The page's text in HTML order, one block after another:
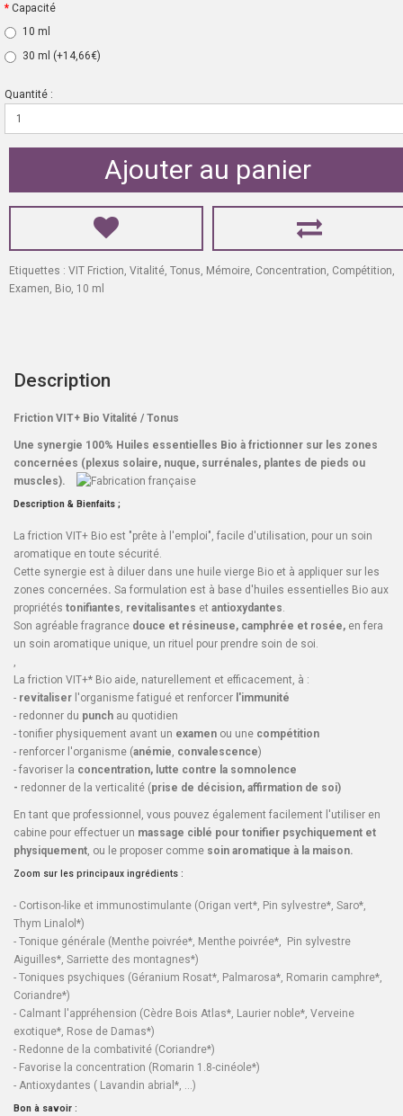
Capacité
10 ml
30 ml (+14,66€)
Quantité :
Ajouter au panier
Etiquettes : VIT Friction Vitalité Tonus Mémoire Concentration Compétition
Examen Bio 10 ml
Description
Friction VIT+ Bio Vitalité / Tonus
Une synergie 100% Huiles essentielles Bio à frictionner sur les zones
concernées (plexus solaire, nuque, surrénales, plantes de pieds ou
muscles).
Description & Bienfaits ;
La friction VIT+ Bio est "prête à l'emploi", facile d'utilisation, pour un soin
aromatique en toute sécurité.
Cette synergie est à diluer dans une huile vierge Bio et à appliquer sur les
zones concernées. Sa formulation est à base d'huiles essentielles Bio aux
propriétés tonifiantes, revitalisantes et antioxydantes.
Son agréable fragrance douce et résineuse, camphrée et rosée, en fera
un soin aromatique unique, un rituel pour prendre soin de soi.
,
La friction VIT+* Bio aide, naturellement et efficacement, à :
- revitaliser l'organisme fatigué et renforcer l'immunité
- redonner du punch au quotidien
- tonifier physiquement avant un examen ou une compétition
- renforcer l'organisme (anémie, convalescence)
- favoriser la concentration, lutte contre la somnolence
- redonner de la verticalité (prise de décision, affirmation de soi)
En tant que professionnel, vous pouvez également facilement l'utiliser en
cabine pour effectuer un massage ciblé pour tonifier psychiquement et
physiquement, ou le proposer comme soin aromatique à la maison.
Zoom sur les principaux ingrédients :
- Cortison-like et immunostimulante (Origan vert*, Pin sylvestre*, Saro*,
Thym Linalol *)
- Tonique générale ( Menthe poivrée*, Menthe poivrée*,
Pin sylvestre
Aiguilles*, Sarriette des montagnes*)
- Toniques psychiques (Géranium Rosat*, Palmarosa*, Romarin camphre*,
Coriandre*)
- Calmant l'appréhension (Cèdre Bois Atlas*, Laurier noble*, Verveine
exotique*, Rose de Damas*)
- Redonne de la combativité (Coriandre*)
- Favorise la concentration ( Romarin 1.8-cinéole*)
- Antioxydantes ( Lavandin abrial *, ...)
Bon à savoir :